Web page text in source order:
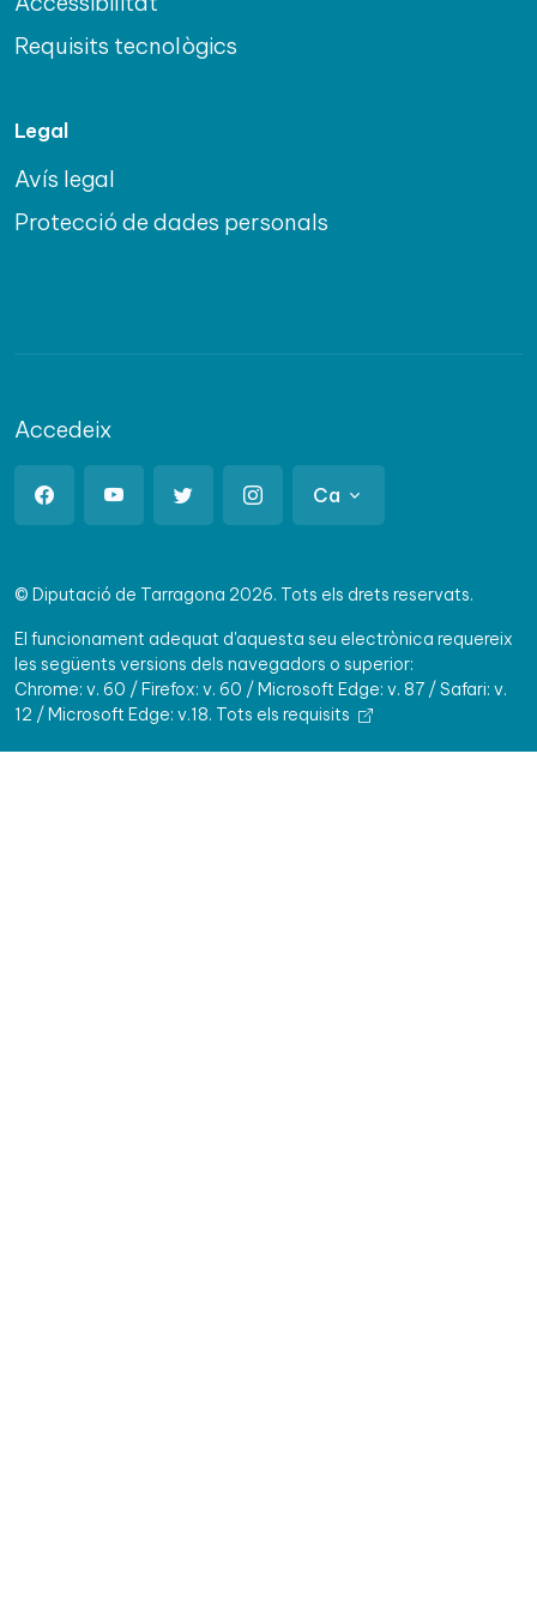
Requisits tecnològics
Legal
Avís legal
Protecció de dades personals
Accedeix
Ca
© Diputació de Tarragona 2026. Tots els drets reservats.
El funcionament adequat d'aquesta seu electrònica requereix
les següents versions dels navegadors o superior:
Chrome: v. 60 / Firefox: v. 60 / Microsoft Edge: v. 87 / Safari: v.
12 / Microsoft Edge: v.18. Tots els requisits